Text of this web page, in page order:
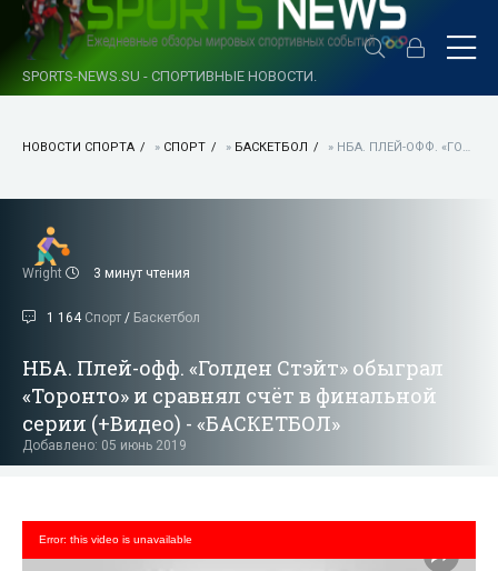
SPORTS-NEWS.SU - СПОРТИВНЫЕ НОВОСТИ.
НОВОСТИ СПОРТА » СПОРТ » БАСКЕТБОЛ » НБА. ПЛЕЙ-ОФФ. «ГОЛДЕН СТЭЙТ» ОБЫГРАЛ «ТОРОНТО» И СРАВНЯЛ СЧЁТ В ФИНАЛЬНОЙ СЕРИИ (+ВИДЕО) - «БАСКЕТБОЛ»
Wright 3 минут чтения
1 164 Спорт / Баскетбол
НБА. Плей-офф. «Голден Стэйт» обыграл
«Торонто» и сравнял счёт в финальной
серии (+Видео) - «БАСКЕТБОЛ»
Добавлено: 05 июнь 2019
Error: this video is unavailable